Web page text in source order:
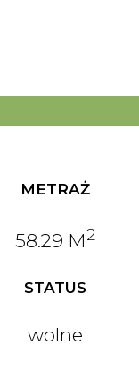
METRAŻ
58.29 M2
STATUS
wolne